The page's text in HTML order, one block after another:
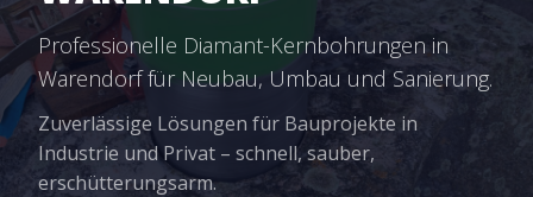
Professionelle Diamant-Kernbohrungen in
Warendorf für Neubau, Umbau und Sanierung.
Zuverlässige Lösungen für Bauprojekte in
Industrie und Privat – schnell, sauber,
erschütterungsarm.